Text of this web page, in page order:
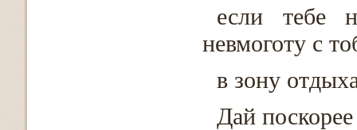
если тебе
невмоготу с
в зону
Дай